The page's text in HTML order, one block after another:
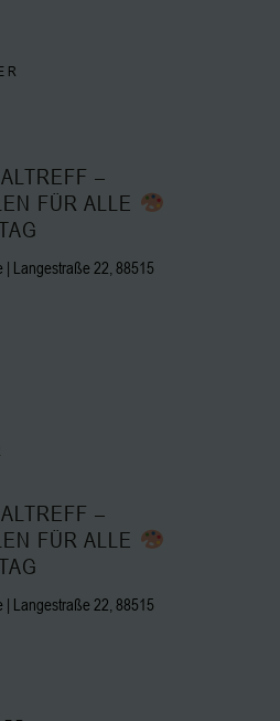
–
FÜR ALLE
| Langestraße 22, 88515
–
FÜR ALLE
| Langestraße 22, 88515